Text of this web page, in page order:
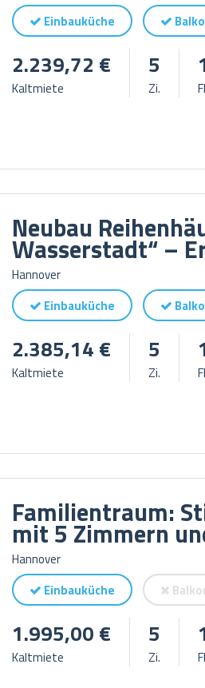
Einbauküche
2.239,72 €
Kaltmiete
5
Zi.
Neubau
Wasserstadt“ –
Hannover
Einbauküche
2.385,14 €
Kaltmiete
5
Zi.
Familientraum:
mit 5 Zimmern
Hannover
Einbauküche
1.995,00 €
Kaltmiete
5
Zi.